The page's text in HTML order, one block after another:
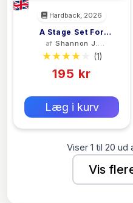
Hardback, 2026
A Stage Set For
Villains
af Shannon J.
Spann
(1)
195 kr
Læg i kurv
Viser 1 til 20 ud
Vis